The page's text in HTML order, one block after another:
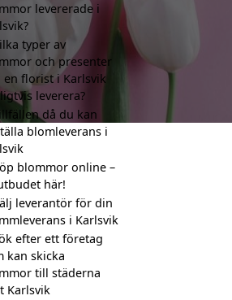
levererade i
typer av
och presenter
en florist i Karlsvik
leverera?
då du kan
blomleverans i
blommor online –
här!
leverantör för din
i Karlsvik
efter ett företag
kan skicka
till städerna
Karlsvik